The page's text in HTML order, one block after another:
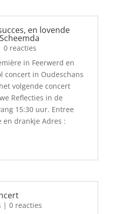
en lovende
0 reacties
in Feerwerd en
concert in Oudeschans
volgende concert
Reflecties in de
15:30 uur. Entree
en drankje Adres :
| 0 reacties